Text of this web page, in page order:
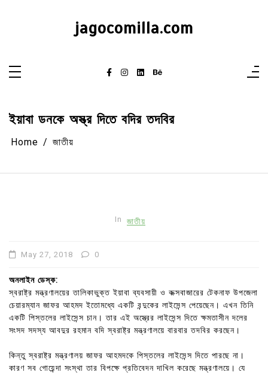
jagocomilla.com
ইয়াবা ডনকে অস্ত্র দিতে বদির তদবির
Home জাতীয়
In জাতীয়
May 27, 2018 0
অনলাইন ডেস্ক:
স্বরাষ্ট্র মন্ত্রণালয়ের তালিকাভুক্ত ইয়াবা ব্যবসায়ী ও কক্সবাজারের টেকনাফ উপজেলা
চেয়ারম্যান জাফর আহমদ ইতোমধ্যে একটি বন্দুকের লাইসেন্স পেয়েছেন। এখন তিনি
একটি পিস্তলের লাইসেন্স চান। তার এই অস্ত্রের লাইসেন্স দিতে ক্ষমতাসীন দলের
সংসদ সদস্য আবদুর রহমান বদি স্বরাষ্ট্র মন্ত্রণালয়ে বারবার তদবির করছেন।
কিন্তু স্বরাষ্ট্র মন্ত্রণালয় জাফর আহমদকে পিস্তলের লাইসেন্স দিতে পারছে না।
কারণ সব গোয়েন্দা সংস্থা তার বিপক্ষে প্রতিবেদন দাখিল করেছে মন্ত্রণালয়ে। যে